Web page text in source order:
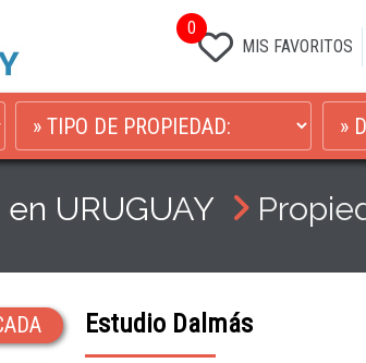
0
MIS FAVORITOS
URUGUAY
Estudio Dalmás